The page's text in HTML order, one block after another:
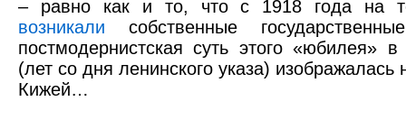
– равно как и то, что с 1918 года на
возникали собственные
постмодернистская суть этого «юбилея»
(лет со дня ленинского указа)
Кижей…